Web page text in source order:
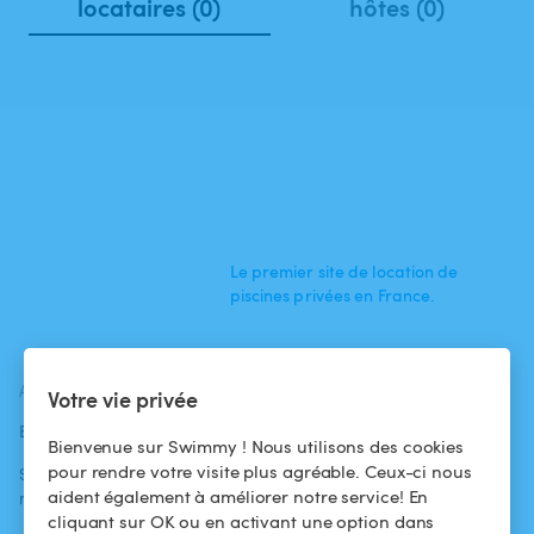
Votre vie privée
Bienvenue sur Swimmy ! Nous utilisons des cookies
pour rendre votre visite plus agréable. Ceux-ci nous
aident également à améliorer notre service! En
cliquant sur OK ou en activant une option dans
locataires (0)
hôtes (0)
Le premier site de location de
piscines privées en France.
ACTUALITÉS
Blog
Swimmy dans les
médias
baigneurs
Pour les
propriétaires
Conditions
d'utilisation